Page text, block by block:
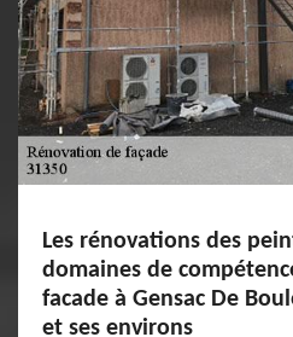
Les rénovations des
domaines de
facade à Gensac De
et ses environs